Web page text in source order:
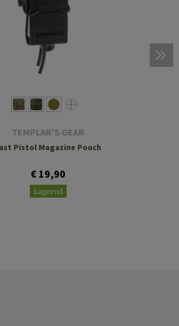
TEMPLAR'S GEAR
Pistol Magazine Pouch
€ 19,90
Lagernd